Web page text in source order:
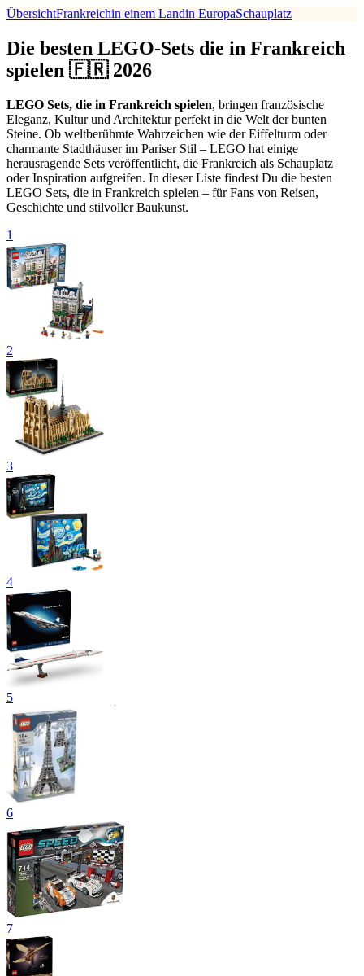
ÜbersichtFrankreichin einem Landin EuropaSchauplatz
Die besten LEGO-Sets die in Frankreich
spielen 🇫🇷 2026
LEGO Sets, die in Frankreich spielen, bringen französische
Eleganz, Kultur und Architektur perfekt in die Welt der bunten
Steine. Ob weltberühmte Wahrzeichen wie der Eiffelturm oder
charmante Stadthäuser im Pariser Stil – LEGO hat einige
herausragende Sets veröffentlicht, die Frankreich als Schauplatz
oder Inspiration aufgreifen. In dieser Liste findest Du die besten
LEGO Sets, die in Frankreich spielen – für Fans von Reisen,
Geschichte und stilvoller Baukunst.
1
2
3
4
5
6
7